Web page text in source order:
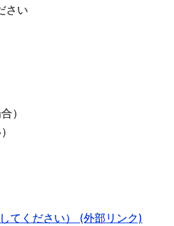
さい
）
てください） (外部リンク)